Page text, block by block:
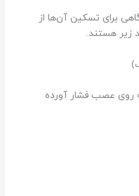
برای تسکین آن‌ها از
زیر هستند.
روی عصب فشار آورده